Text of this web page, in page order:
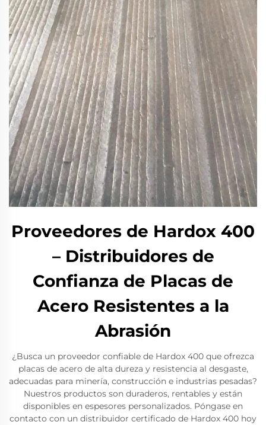
Proveedores de Hardox 400
– Distribuidores de
Confianza de Placas de
Acero Resistentes a la
Abrasión
¿Busca un proveedor confiable de Hardox 400 que ofrezca
placas de acero de alta dureza y resistencia al desgaste,
adecuadas para minería, construcción e industrias pesadas?
Nuestros productos son duraderos, rentables y están
disponibles en espesores personalizados. Póngase en
contacto con un distribuidor certificado de Hardox 400 hoy